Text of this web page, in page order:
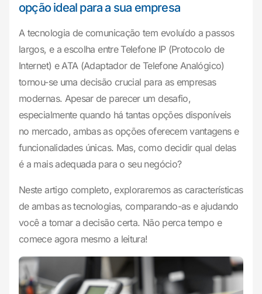
opção ideal para a sua empresa
A tecnologia de comunicação tem evoluído a passos
largos, e a escolha entre Telefone IP (Protocolo de
Internet) e ATA (Adaptador de Telefone Analógico)
tornou-se uma decisão crucial para as empresas
modernas. Apesar de parecer um desafio,
especialmente quando há tantas opções disponíveis
no mercado, ambas as opções oferecem vantagens e
funcionalidades únicas. Mas, como decidir qual delas
é a mais adequada para o seu negócio?
Neste artigo completo, exploraremos as características
de ambas as tecnologias, comparando-as e ajudando
você a tomar a decisão certa. Não perca tempo e
comece agora mesmo a leitura!